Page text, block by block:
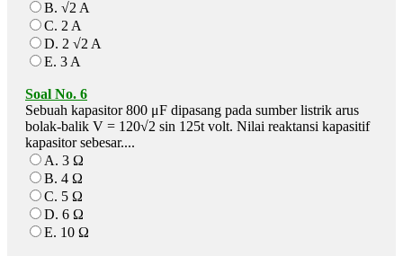
B. √2 A
C. 2 A
D. 2 √2 A
E. 3 A
Soal No. 6
Sebuah kapasitor 800 μF dipasang pada sumber listrik arus
bolak-balik V = 120√2 sin 125t volt. Nilai reaktansi kapasitif
kapasitor sebesar....
A. 3 Ω
B. 4 Ω
C. 5 Ω
D. 6 Ω
E. 10 Ω